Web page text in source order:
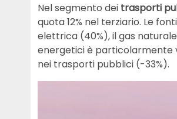
Nel segmento dei trasporti
quota 12% nel terziario. Le
elettrica (40%), il gas
energetici è particolarmente
nei trasporti pubblici (-33%).